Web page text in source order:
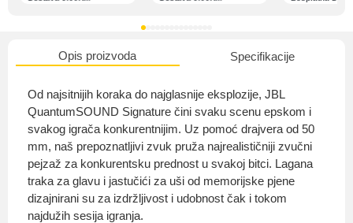
Opis proizvoda Specifikacije
Od najsitnijih koraka do najglasnije eksplozije, JBL
QuantumSOUND Signature čini svaku scenu epskom i
svakog igrača konkurentnijim. Uz pomoć drajvera od 50
mm, naš prepoznatljivi zvuk pruža najrealističniji zvučni
pejzaž za konkurentsku prednost u svakoj bitci. Lagana
traka za glavu i jastučići za uši od memorijske pjene
dizajnirani su za izdržljivost i udobnost čak i tokom
najdužih sesija igranja.
O nama
Privatnost kupca